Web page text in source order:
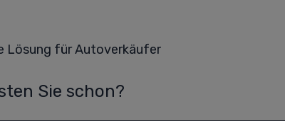
Lösung für Autoverkäufer
Sie schon?